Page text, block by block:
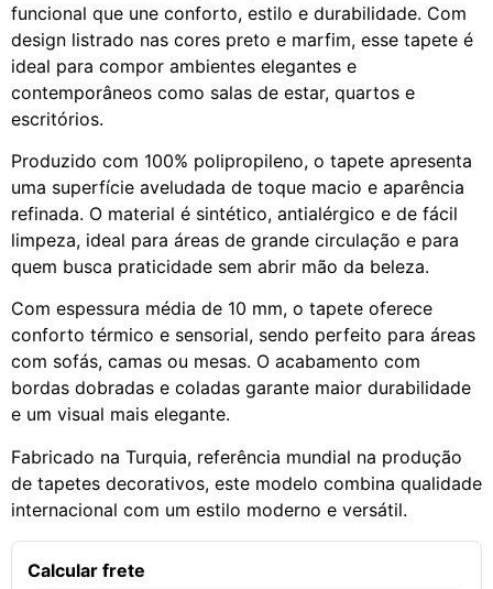
funcional que une conforto, estilo e durabilidade. Com
design listrado nas cores preto e marfim, esse tapete é
ideal para compor ambientes elegantes e
contemporâneos como salas de estar, quartos e
escritórios.
Produzido com 100% polipropileno, o tapete apresenta
uma superfície aveludada de toque macio e aparência
refinada. O material é sintético, antialérgico e de fácil
limpeza, ideal para áreas de grande circulação e para
quem busca praticidade sem abrir mão da beleza.
Com espessura média de 10 mm, o tapete oferece
conforto térmico e sensorial, sendo perfeito para áreas
com sofás, camas ou mesas. O acabamento com
bordas dobradas e coladas garante maior durabilidade
e um visual mais elegante.
Fabricado na Turquia, referência mundial na produção
de tapetes decorativos, este modelo combina qualidade
internacional com um estilo moderno e versátil.
Calcular frete